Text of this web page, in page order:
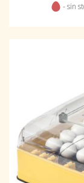
- sin